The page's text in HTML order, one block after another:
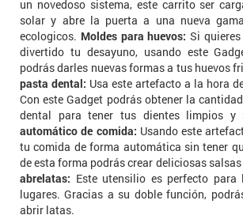
un novedoso sistema, este carrito ser
solar y abre la puerta a una nueva
ecologicos. Moldes para huevos: Si
divertido tu desayuno, usando este
podrás darles nuevas formas a tus huevos
pasta dental: Usa este artefacto a la hora
Con este Gadget podrás obtener la
dental para tener tus dientes limpios y
automático de comida: Usando este
tu comida de forma automática sin tener
de esta forma podrás crear deliciosas
abrelatas: Este utensilio es perfecto
lugares. Gracias a su doble función,
abrir latas.